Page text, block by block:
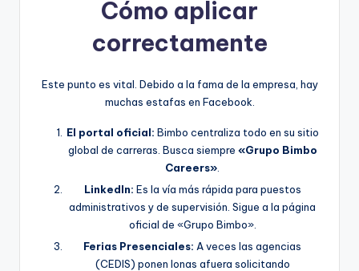
Cómo aplicar
correctamente
Este punto es vital. Debido a la fama de la empresa, hay
muchas estafas en Facebook.
El portal oficial: Bimbo centraliza todo en su sitio
global de carreras. Busca siempre «Grupo Bimbo
Careers»
LinkedIn: Es la vía más rápida para puestos
administrativos y de supervisión. Sigue a la página
oficial de «Grupo Bimbo».
Ferias Presenciales: A veces las agencias
(CEDIS) ponen lonas afuera solicitando